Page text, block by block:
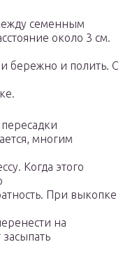
семенным
около 3 см.
бережно и полить. С
многим
Когда этого
При выкопке
на